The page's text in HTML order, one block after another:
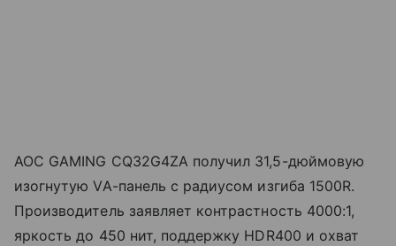
AOC GAMING CQ32G4ZA получил 31,5-дюймовую
изогнутую VA-панель с радиусом изгиба 1500R.
Производитель заявляет контрастность 4000:1,
яркость до 450 нит, поддержку HDR400 и охват